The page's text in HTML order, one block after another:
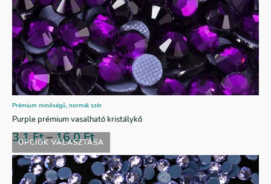
OPCIÓK VÁLASZTÁSA
Prémium minőségű, normál szín
Purple prémium vasalható kristálykő
3,1Ft–16,0Ft